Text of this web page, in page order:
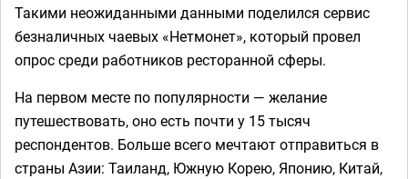
Такими неожиданными данными поделился сервис
безналичных чаевых «Нетмонет», который провел
опрос среди работников ресторанной сферы.
На первом месте по популярности — желание
путешествовать, оно есть почти у 15 тысяч
респондентов. Больше всего мечтают отправиться в
страны Азии: Таиланд, Южную Корею, Японию, Китай,